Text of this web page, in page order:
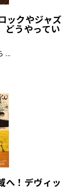
ックやジャズ
どうやってい
...
へ！デヴィッ